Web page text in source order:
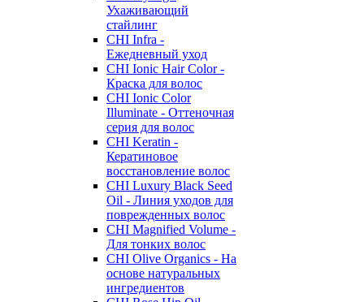
Ухаживающий
стайлинг
CHI Infra -
Ежедневный уход
CHI Ionic Hair Color -
Краска для волос
CHI Ionic Color
Illuminate - Оттеночная
серия для волос
CHI Keratin -
Кератиновое
восстановление волос
CHI Luxury Black Seed
Oil - Линия уходов для
поврежденных волос
CHI Magnified Volume -
Для тонких волос
CHI Olive Organics - На
основе натуральных
ингредиентов